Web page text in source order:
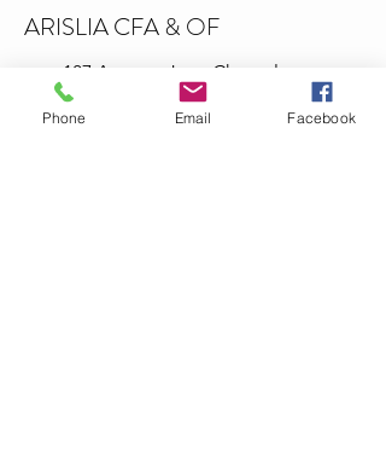
ARISLIA CFA & OF
187 Avenue Jean
Chaptal
30340 Méjannes-lès-Alès , France
Phone Email Facebook